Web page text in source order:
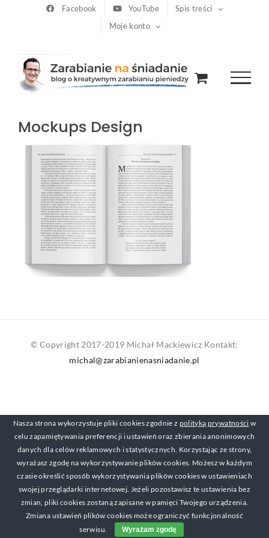
Facebook YouTube
Spis treści
Moje konto
Mockups Design
© Copyright 2017-2019 Michał Mackiewicz Kontakt:
michal@zarabianienasniadanie.pl
Nasza strona wykorzystuje pliki cookies zgodnie z polityką prywatności w
celu zapamiętywania preferencji i ustawień oraz zbierania anonimowych
danych dla celów reklamowych i statystycznych. Korzystając ze strony,
wyrażasz zgodę na wykorzystywanie plików cookies. Możesz w każdym
czasie określić sposób wykorzystywania plików cookies w ustawieniach
swojej przeglądarki internetowej. Jeżeli pozostawisz te ustawienia bez
zmian, pliki cookies zostaną zapisane w pamięci Twojego urządzenia.
Zmiana ustawień plików cookies może ograniczyć funkcjonalność
serwisu.
Wyrażam zgodę